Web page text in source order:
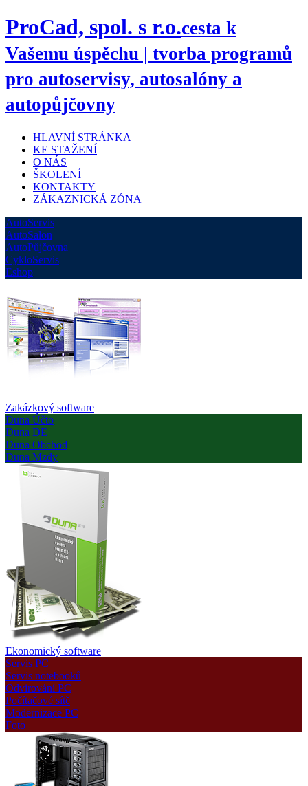
ProCad, spol. s r.o.cesta k
Vašemu úspěchu | tvorba programů
pro autoservisy, autosalóny a
autopůjčovny
HLAVNÍ STRÁNKA
KE STAŽENÍ
O NÁS
ŠKOLENÍ
KONTAKTY
ZÁKAZNICKÁ ZÓNA
AutoServis
AutoSalon
AutoPůjčovna
CykloServis
Eshop
Zakázkový software
Duna Účto
Duna DE
Duna Obchod
Duna Mzdy
Ekonomický software
Servis PC
Servis notebooků
Odvirování PC
Počítačové sítě
Modernizace PC
Foto